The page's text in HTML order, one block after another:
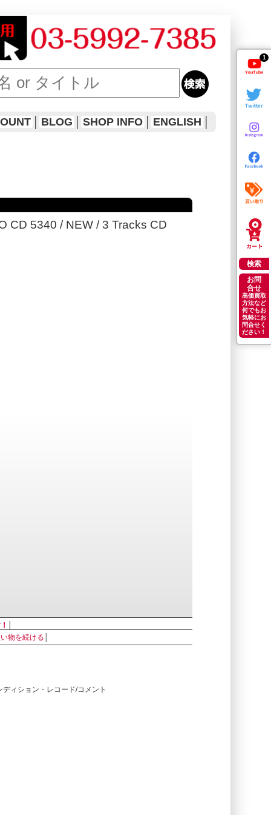
1
検索
お問
合せ
高価買取
方法など
何でもお
気軽にお
問合せく
ださい！
BLOG SHOP INFO ENGLISH
CD 5340 / NEW / 3 Tracks CD
物を続ける
ィション・レコード/コメント